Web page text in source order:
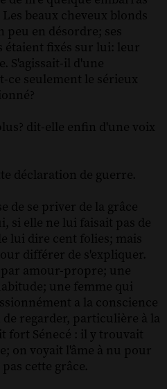
beaux cheveux blonds
peu en désordre; ses
étaient fixés sur lui: leur
S'agissait-il d'une
ce seulement le sérieux
dit-elle enfin d'une voix
déclaration de guerre.
de se priver de la grâce
si elle ne lui faisait pas de
lui dire cent folies; mais
différer de s'expliquer.
amour-propre; une
une femme qui
a la conscience
regarder, particulière à la
fort Sénecé : il y trouvait
on voyait l'âme à nu pour
cette grâce.